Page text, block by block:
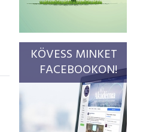
KÖVESS MINKET
FACEBOOKON!